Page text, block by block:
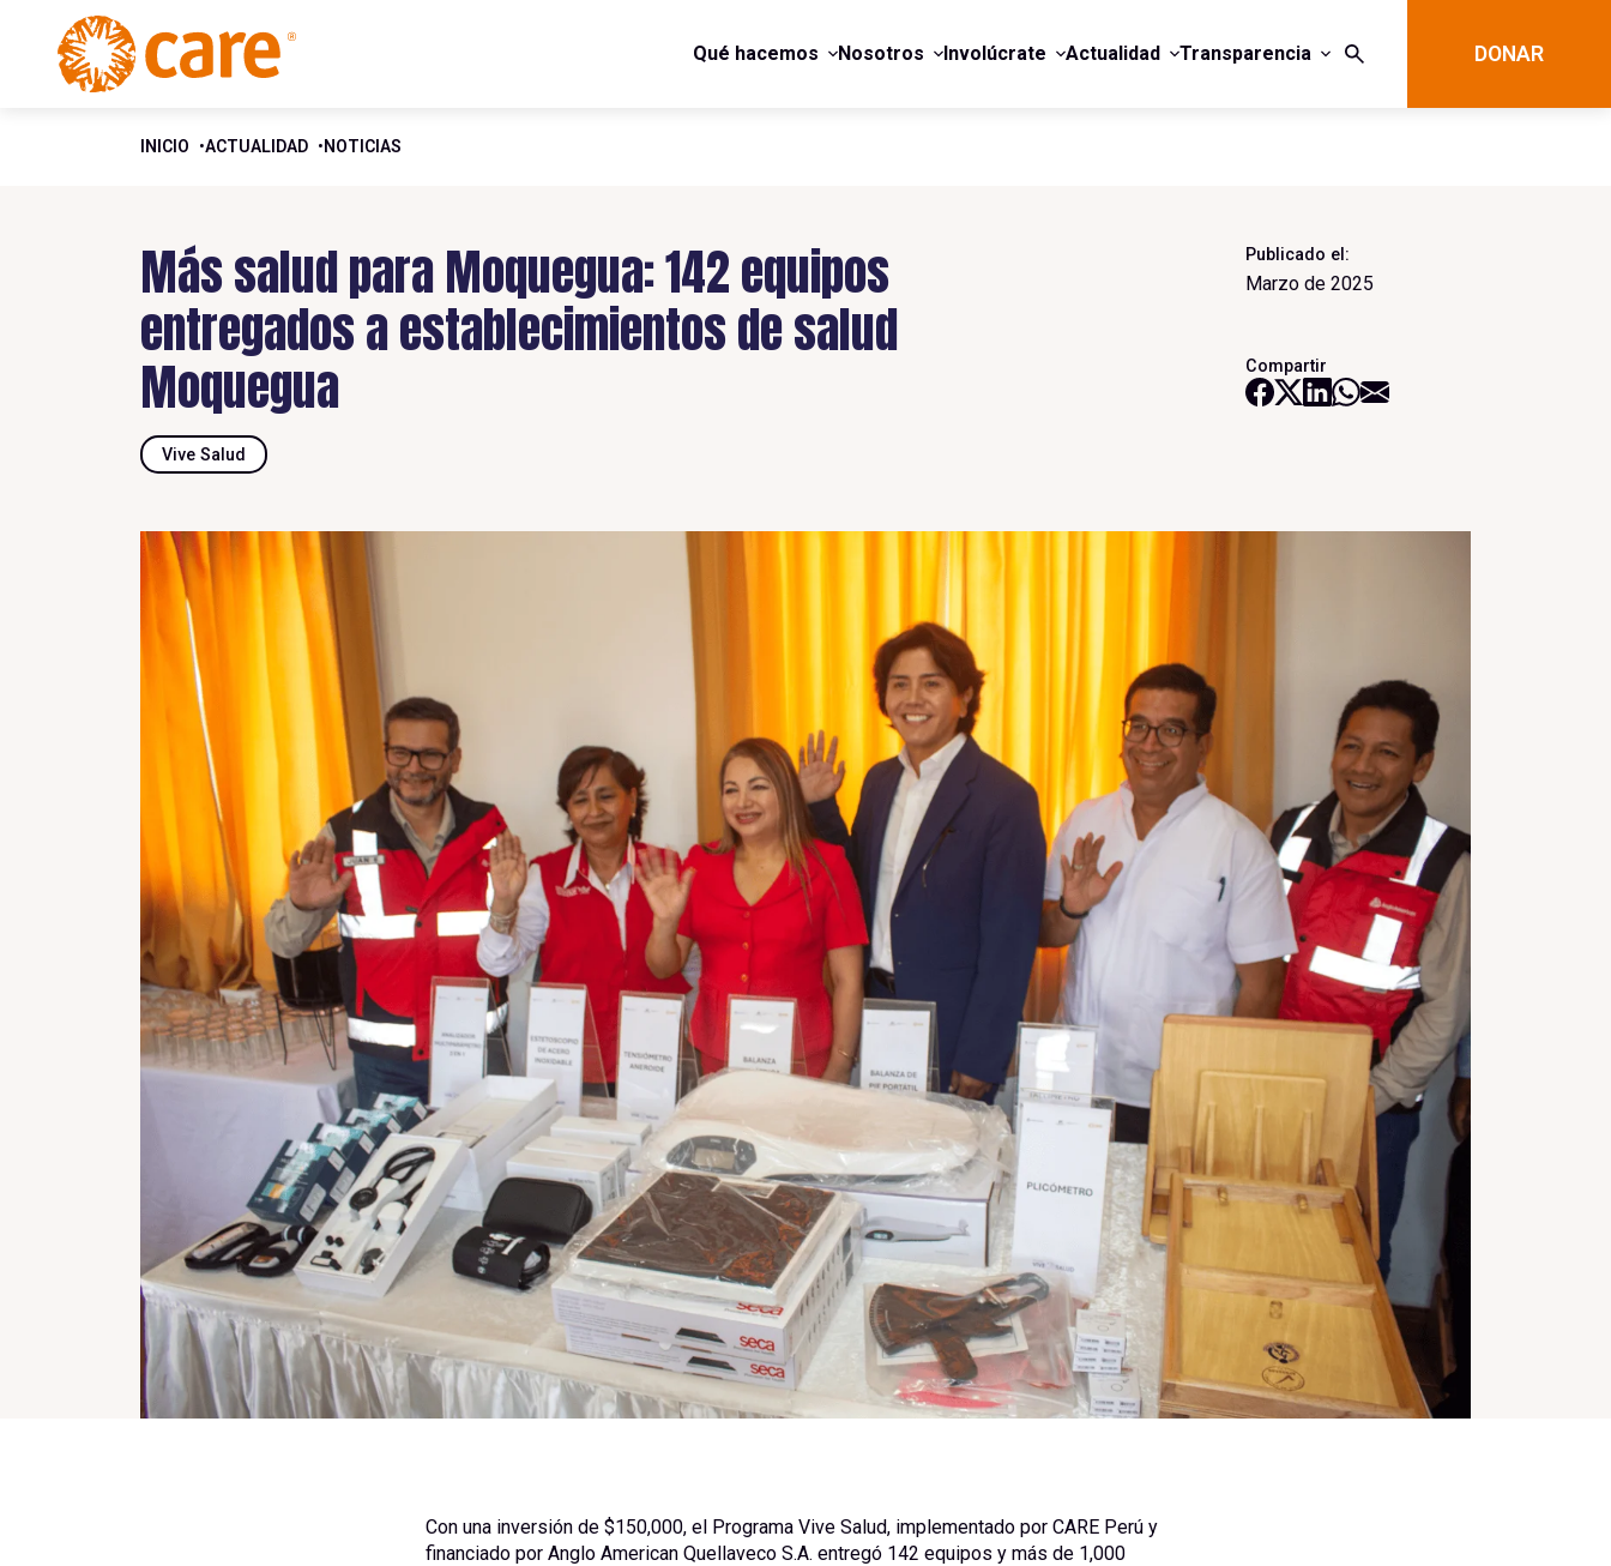
Qué hacemos Nosotros Involúcrate Actualidad Transparencia DONAR
INICIO ACTUALIDAD NOTICIAS
Más salud para Moquegua: 142 equipos
entregados a establecimientos de salud
Moquegua
Vive Salud
Publicado el:
Marzo de 2025
Compartir
Con una inversión de $150,000, el Programa Vive Salud, implementado por CARE Perú y
financiado por Anglo American Quellaveco S.A. entregó 142 equipos y más de 1,000